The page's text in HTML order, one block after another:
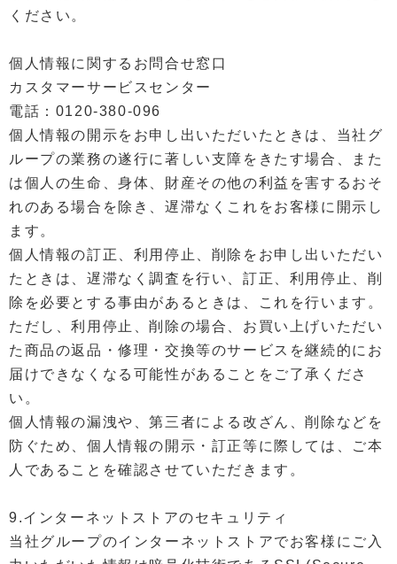
ください。
個人情報に関するお問合せ窓口
カスタマーサービスセンター
電話：0120-380-096
個人情報の開示をお申し出いただいたときは、当社グ
ループの業務の遂行に著しい支障をきたす場合、また
は個人の生命、身体、財産その他の利益を害するおそ
れのある場合を除き、遅滞なくこれをお客様に開示し
ます。
個人情報の訂正、利用停止、削除をお申し出いただい
たときは、遅滞なく調査を行い、訂正、利用停止、削
除を必要とする事由があるときは、これを行います。
ただし、利用停止、削除の場合、お買い上げいただい
た商品の返品・修理・交換等のサービスを継続的にお
届けできなくなる可能性があることをご了承くださ
い。
個人情報の漏洩や、第三者による改ざん、削除などを
防ぐため、個人情報の開示・訂正等に際しては、ご本
人であることを確認させていただきます。
9.インターネットストアのセキュリティ
当社グループのインターネットストアでお客様にご入